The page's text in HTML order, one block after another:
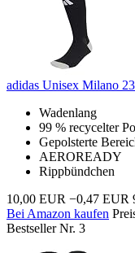
adidas Unisex Milano
Wadenlang
99 % recycelter
Gepolsterte
AEROREADY
Rippbündchen
10,00 EUR −0,47 EUR
Bei Amazon kaufen
Bestseller Nr. 3